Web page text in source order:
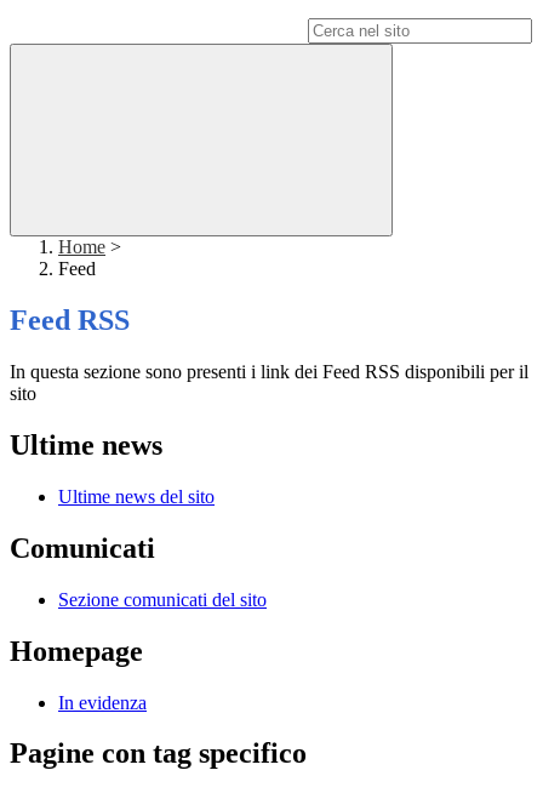
Home >
Feed
Feed RSS
In questa sezione sono presenti i link dei Feed RSS disponibili per il
sito
Ultime news
Ultime news del sito
Comunicati
Sezione comunicati del sito
Homepage
In evidenza
Pagine con tag specifico